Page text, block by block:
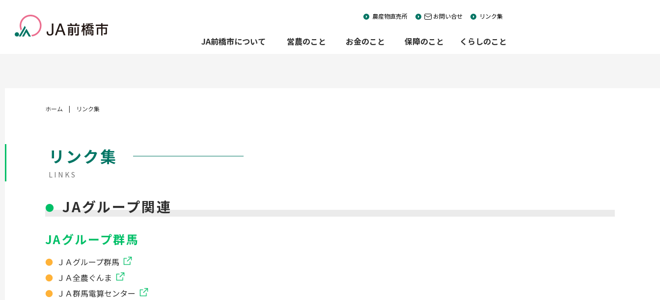
農産物直売所 お問い合せ リンク集
JA前橋市について 営農のこと お金のこと 保障のこと くらしのこと
ホーム | リンク集
リンク集
LINKS
JAグループ関連
JAグループ群馬
ＪＡグループ群馬
ＪＡ全農ぐんま
ＪＡ群馬電算センター